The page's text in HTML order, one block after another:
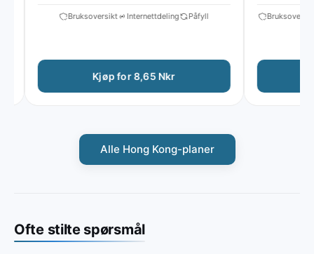
Bruksoversikt Internettdeling Påfyll
Kjøp for 8,65 Nkr
Bruksoversikt
Alle Hong Kong-planer
Ofte stilte spørsmål